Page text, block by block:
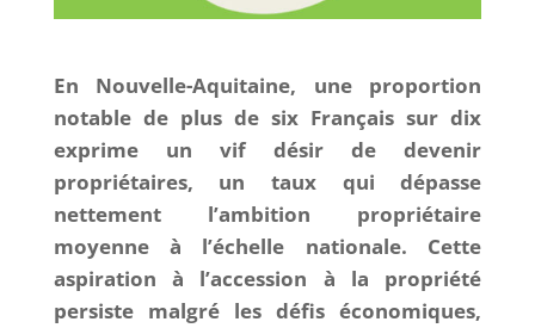
En Nouvelle-Aquitaine, une proportion
notable de plus de six Français sur dix
exprime un vif désir de devenir
propriétaires, un taux qui dépasse
nettement l’ambition propriétaire
moyenne à l’échelle nationale. Cette
aspiration à l’accession à la propriété
persiste malgré les défis économiques,